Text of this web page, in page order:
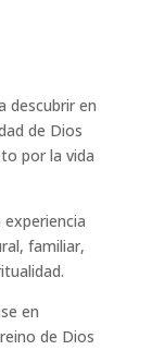
descubrir en
de Dios
por la vida
familiar,
en
de Dios